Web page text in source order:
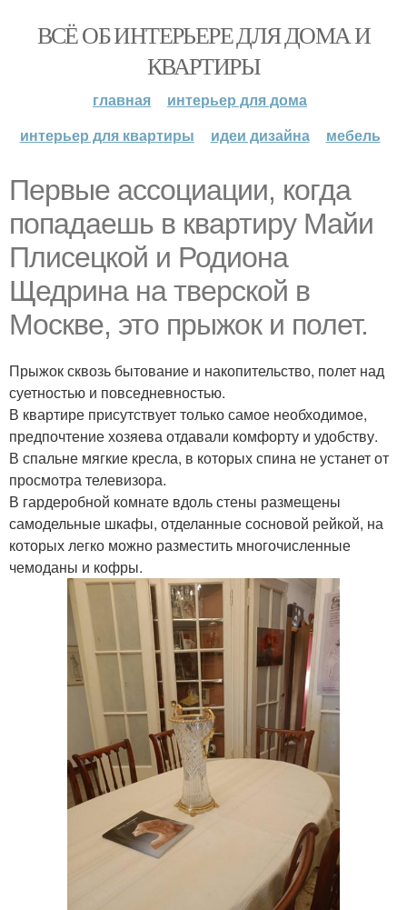
ВСЁ ОБ ИНТЕРЬЕРЕ ДЛЯ ДОМА И
КВАРТИРЫ
главная
интерьер для дома
интерьер для квартиры
идеи дизайна мебель
Первые ассоциации, когда
попадаешь в квартиру Майи
Плисецкой и Родиона
Щедрина на тверской в
Москве, это прыжок и полет.
Прыжок сквозь бытование и накопительство, полет над
суетностью и повседневностью.
В квартире присутствует только самое необходимое,
предпочтение хозяева отдавали комфорту и удобству.
В спальне мягкие кресла, в которых спина не устанет от
просмотра телевизора.
В гардеробной комнате вдоль стены размещены
самодельные шкафы, отделанные сосновой рейкой, на
которых легко можно разместить многочисленные
чемоданы и кофры.